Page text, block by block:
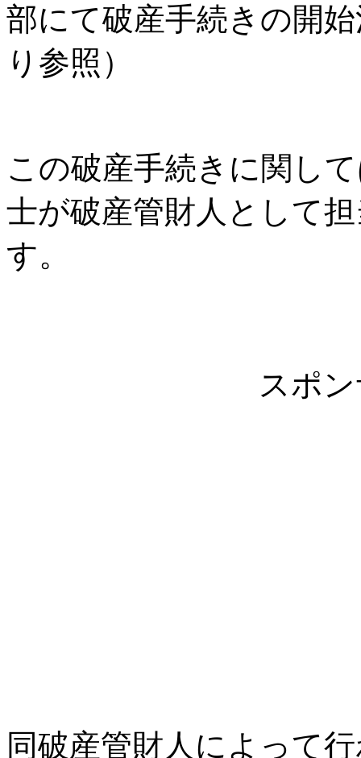
部にて破産手続きの開
り参照）
この破産手続きに関し
士が破産管財人として
す。
スポ
同破産管財人によって